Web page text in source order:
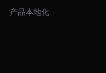
产品本地化